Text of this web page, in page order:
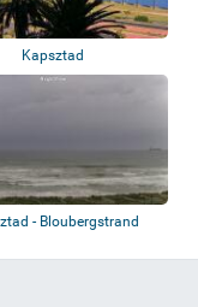
Kapsztad
- Bloubergstrand